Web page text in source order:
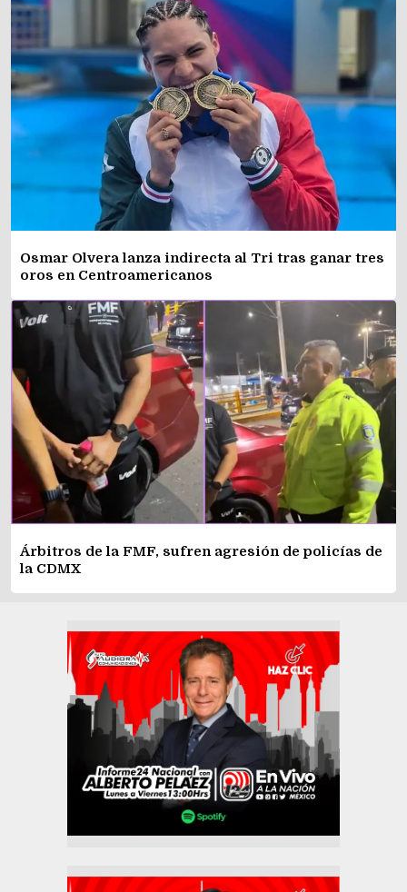
Osmar Olvera lanza indirecta al Tri tras ganar tres
oros en Centroamericanos
Árbitros de la FMF, sufren agresión de policías de
la CDMX